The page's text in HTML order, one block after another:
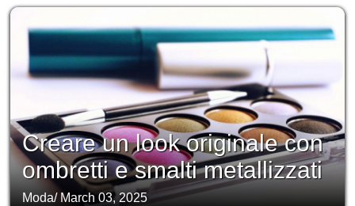
Creare un look originale con
ombretti e smalti metallizzati
Moda/ March 03, 2025